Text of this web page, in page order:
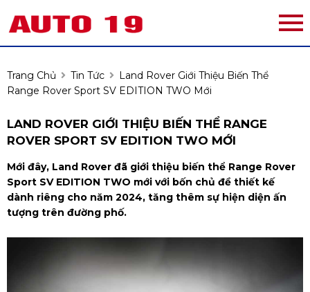
Trang Chủ Tin Tức
Land Rover Giới Thiệu Biến Thể
Range Rover Sport SV EDITION TWO Mới
LAND ROVER GIỚI THIỆU BIẾN THỂ RANGE
ROVER SPORT SV EDITION TWO MỚI
Mới đây, Land Rover đã giới thiệu biến thể Range Rover
Sport SV EDITION TWO mới với bốn chủ đề thiết kế
dành riêng cho năm 2024, tăng thêm sự hiện diện ấn
tượng trên đường phố.